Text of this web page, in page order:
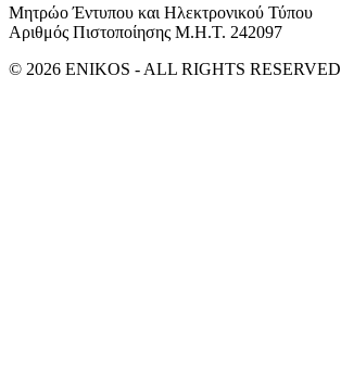
Μητρώο Έντυπου και Ηλεκτρονικού Τύπου
Αριθμός Πιστοποίησης Μ.Η.Τ. 242097
© 2026 ENIKOS - ALL RIGHTS RESERVED